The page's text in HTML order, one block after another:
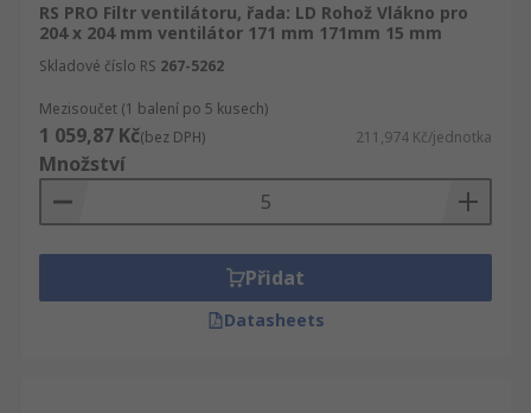
RS PRO Filtr ventilátoru, řada: LD Rohož Vlákno pro
204 x 204 mm ventilátor 171 mm 171mm 15 mm
Skladové číslo RS 267-5262
Mezisoučet (1 balení po 5 kusech)
1 059,87 Kč(bez DPH) 211,974 Kč/jednotka
Množství
Přidat
Datasheets